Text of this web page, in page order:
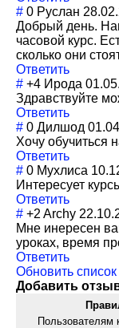
# 0 Руслан
Добрый день.
часовой курс.
сколько они
Ответить
# +4 Ирода
Здравствуйте
Ответить
# 0 Дилшод
Хочу обучиться
Ответить
# 0 Мухлиса
Интересует
Ответить
# +2 Archy
Мне инересен
уроках, время
Ответить
Обновить
Добавить
Пользователям